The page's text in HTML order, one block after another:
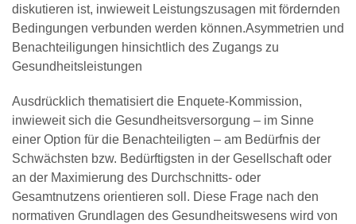
diskutieren ist, inwieweit Leistungszusagen mit fördernden
Bedingungen verbunden werden können.Asymmetrien und
Benachteiligungen hinsichtlich des Zugangs zu
Gesundheitsleistungen
Ausdrücklich thematisiert die Enquete-Kommission,
inwieweit sich die Gesundheitsversorgung – im Sinne
einer Option für die Benachteiligten – am Bedürfnis der
Schwächsten bzw. Bedürftigsten in der Gesellschaft oder
an der Maximierung des Durchschnitts- oder
Gesamtnutzens orientieren soll. Diese Frage nach den
normativen Grundlagen des Gesundheitswesens wird von